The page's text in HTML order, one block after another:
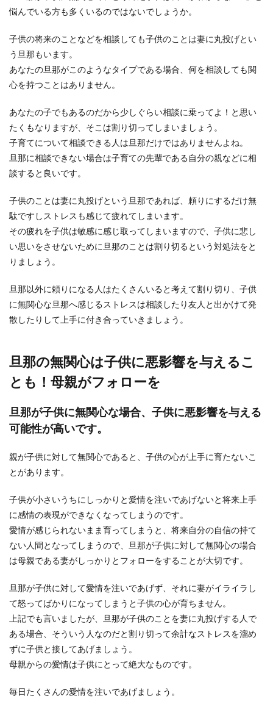
悩んでいる方も多くいるのではないでしょうか。
子供の将来のことなどを相談しても子供のことは妻に丸投げとい
う旦那もいます。
あなたの旦那がこのようなタイプである場合、何を相談しても関
心を持つことはありません。
あなたの子でもあるのだから少しぐらい相談に乗ってよ！と思い
たくもなりますが、そこは割り切ってしまいましょう。
子育てについて相談できる人は旦那だけではありませんよね。
旦那に相談できない場合は子育ての先輩である自分の親などに相
談すると良いです。
子供のことは妻に丸投げという旦那であれば、頼りにするだけ無
駄ですしストレスも感じて疲れてしまいます。
その疲れを子供は敏感に感じ取ってしまいますので、子供に悲し
い思いをさせないために旦那のことは割り切るという対処法をと
りましょう。
旦那以外に頼りになる人はたくさんいると考えて割り切り、子供
に無関心な旦那へ感じるストレスは相談したり友人と出かけて発
散したりして上手に付き合っていきましょう。
旦那の無関心は子供に悪影響を与えるこ
とも！母親がフォローを
旦那が子供に無関心な場合、子供に悪影響を与える
可能性が高いです。
親が子供に対して無関心であると、子供の心が上手に育たないこ
とがあります。
子供が小さいうちにしっかりと愛情を注いであげないと将来上手
に感情の表現ができなくなってしまうのです。
愛情が感じられないまま育ってしまうと、将来自分の自信の持て
ない人間となってしまうので、旦那が子供に対して無関心の場合
は母親である妻がしっかりとフォローをすることが大切です。
旦那が子供に対して愛情を注いであげず、それに妻がイライラし
て怒ってばかりになってしまうと子供の心が育ちません。
上記でも言いましたが、旦那が子供のことを妻に丸投げする人で
ある場合、そういう人なのだと割り切って余計なストレスを溜め
ずに子供と接してあげましょう。
母親からの愛情は子供にとって絶大なものです。
毎日たくさんの愛情を注いであげましょう。